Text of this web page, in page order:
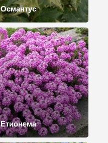
Османтус
Етионема